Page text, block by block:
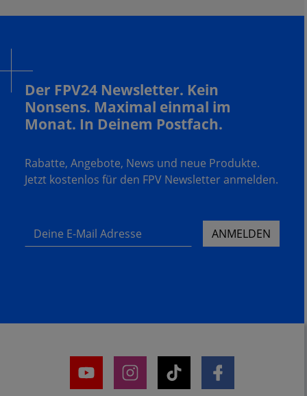
Der FPV24 Newsletter. Kein
Nonsens. Maximal einmal im
Monat. In Deinem Postfach.
Rabatte, Angebote, News und neue Produkte.
Jetzt kostenlos für den FPV Newsletter anmelden.
Deine E-Mail Adresse ANMELDEN